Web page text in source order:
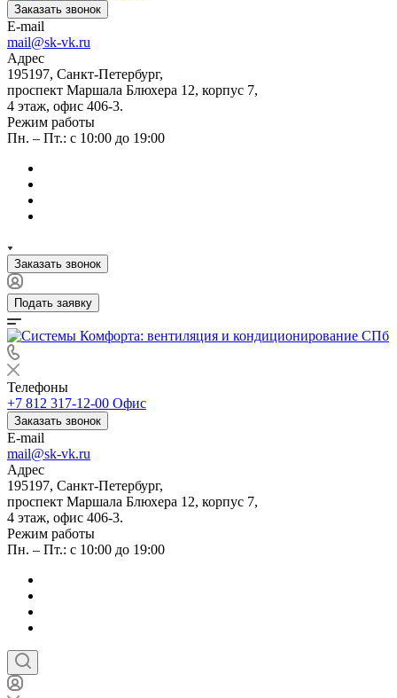
Заказать звонок
E-mail
mail@sk-vk.ru
Адрес
195197, Санкт-Петербург,
проспект Маршала Блюхера 12, корпус 7,
4 этаж, офис 406-3.
Режим работы
Пн. – Пт.: с 10:00 до 19:00
Заказать звонок
Подать заявку
Телефоны
+7 812 317-12-00 Офис
Заказать звонок
E-mail
mail@sk-vk.ru
Адрес
195197, Санкт-Петербург,
проспект Маршала Блюхера 12, корпус 7,
4 этаж, офис 406-3.
Режим работы
Пн. – Пт.: с 10:00 до 19:00